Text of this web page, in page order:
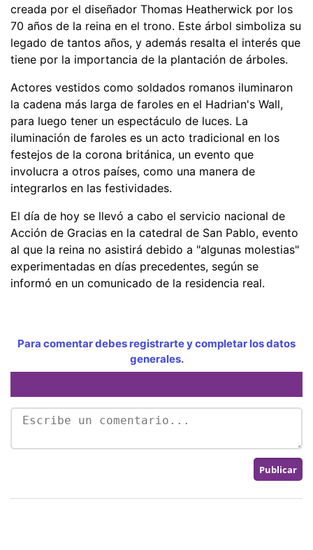
creada por el diseñador Thomas Heatherwick por los
70 años de la reina en el trono. Este árbol simboliza su
legado de tantos años, y además resalta el interés que
tiene por la importancia de la plantación de árboles.
Actores vestidos como soldados romanos iluminaron
la cadena más larga de faroles en el Hadrian's Wall,
para luego tener un espectáculo de luces. La
iluminación de faroles es un acto tradicional en los
festejos de la corona británica, un evento que
involucra a otros países, como una manera de
integrarlos en las festividades.
El día de hoy se llevó a cabo el servicio nacional de
Acción de Gracias en la catedral de San Pablo, evento
al que la reina no asistirá debido a "algunas molestias"
experimentadas en días precedentes, según se
informó en un comunicado de la residencia real.
Para comentar debes registrarte y completar los datos
generales.